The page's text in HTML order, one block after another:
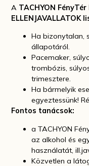
A TACHYON
ELLENJAVALLATOK
Ha bizonytalan,
állapotáról.
Pacemaker,
trombózis,
trimesztere.
Ha bármelyik
egyeztessünk!
Fontos tanácsok:
a TACHYON
az alkohol és
használatát,
Közvetlen a